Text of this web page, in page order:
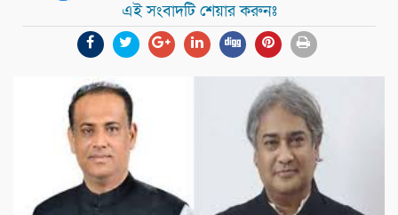
এই সংবাদটি শেয়ার করুনঃ